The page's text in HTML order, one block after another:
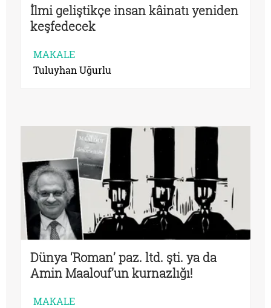
İlmi geliştikçe insan kâinatı yeniden
keşfedecek
MAKALE
Tuluyhan Uğurlu
Dünya ‘Roman’ paz. ltd. şti. ya da
Amin Maalouf’un kurnazlığı!
MAKALE